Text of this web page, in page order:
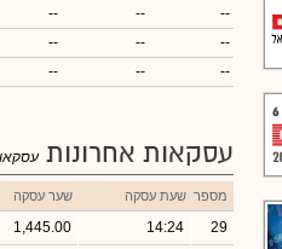
--
--
--
--
--
--
--
--
--
עסקאות אחרונות
מספר שעת עסקה שער עסקה
29
14:24
1,445.00